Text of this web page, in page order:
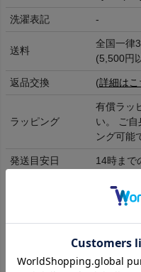
洗濯表記 -
送料
全国一律
(5,500円
返品交換 (詳細はこ
ラッピング
有償ラッ
い。 ご
ング可能
発送目安日 14時まで
F 12×h9×d2